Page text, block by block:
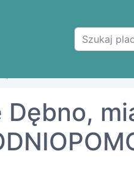
Dębno,